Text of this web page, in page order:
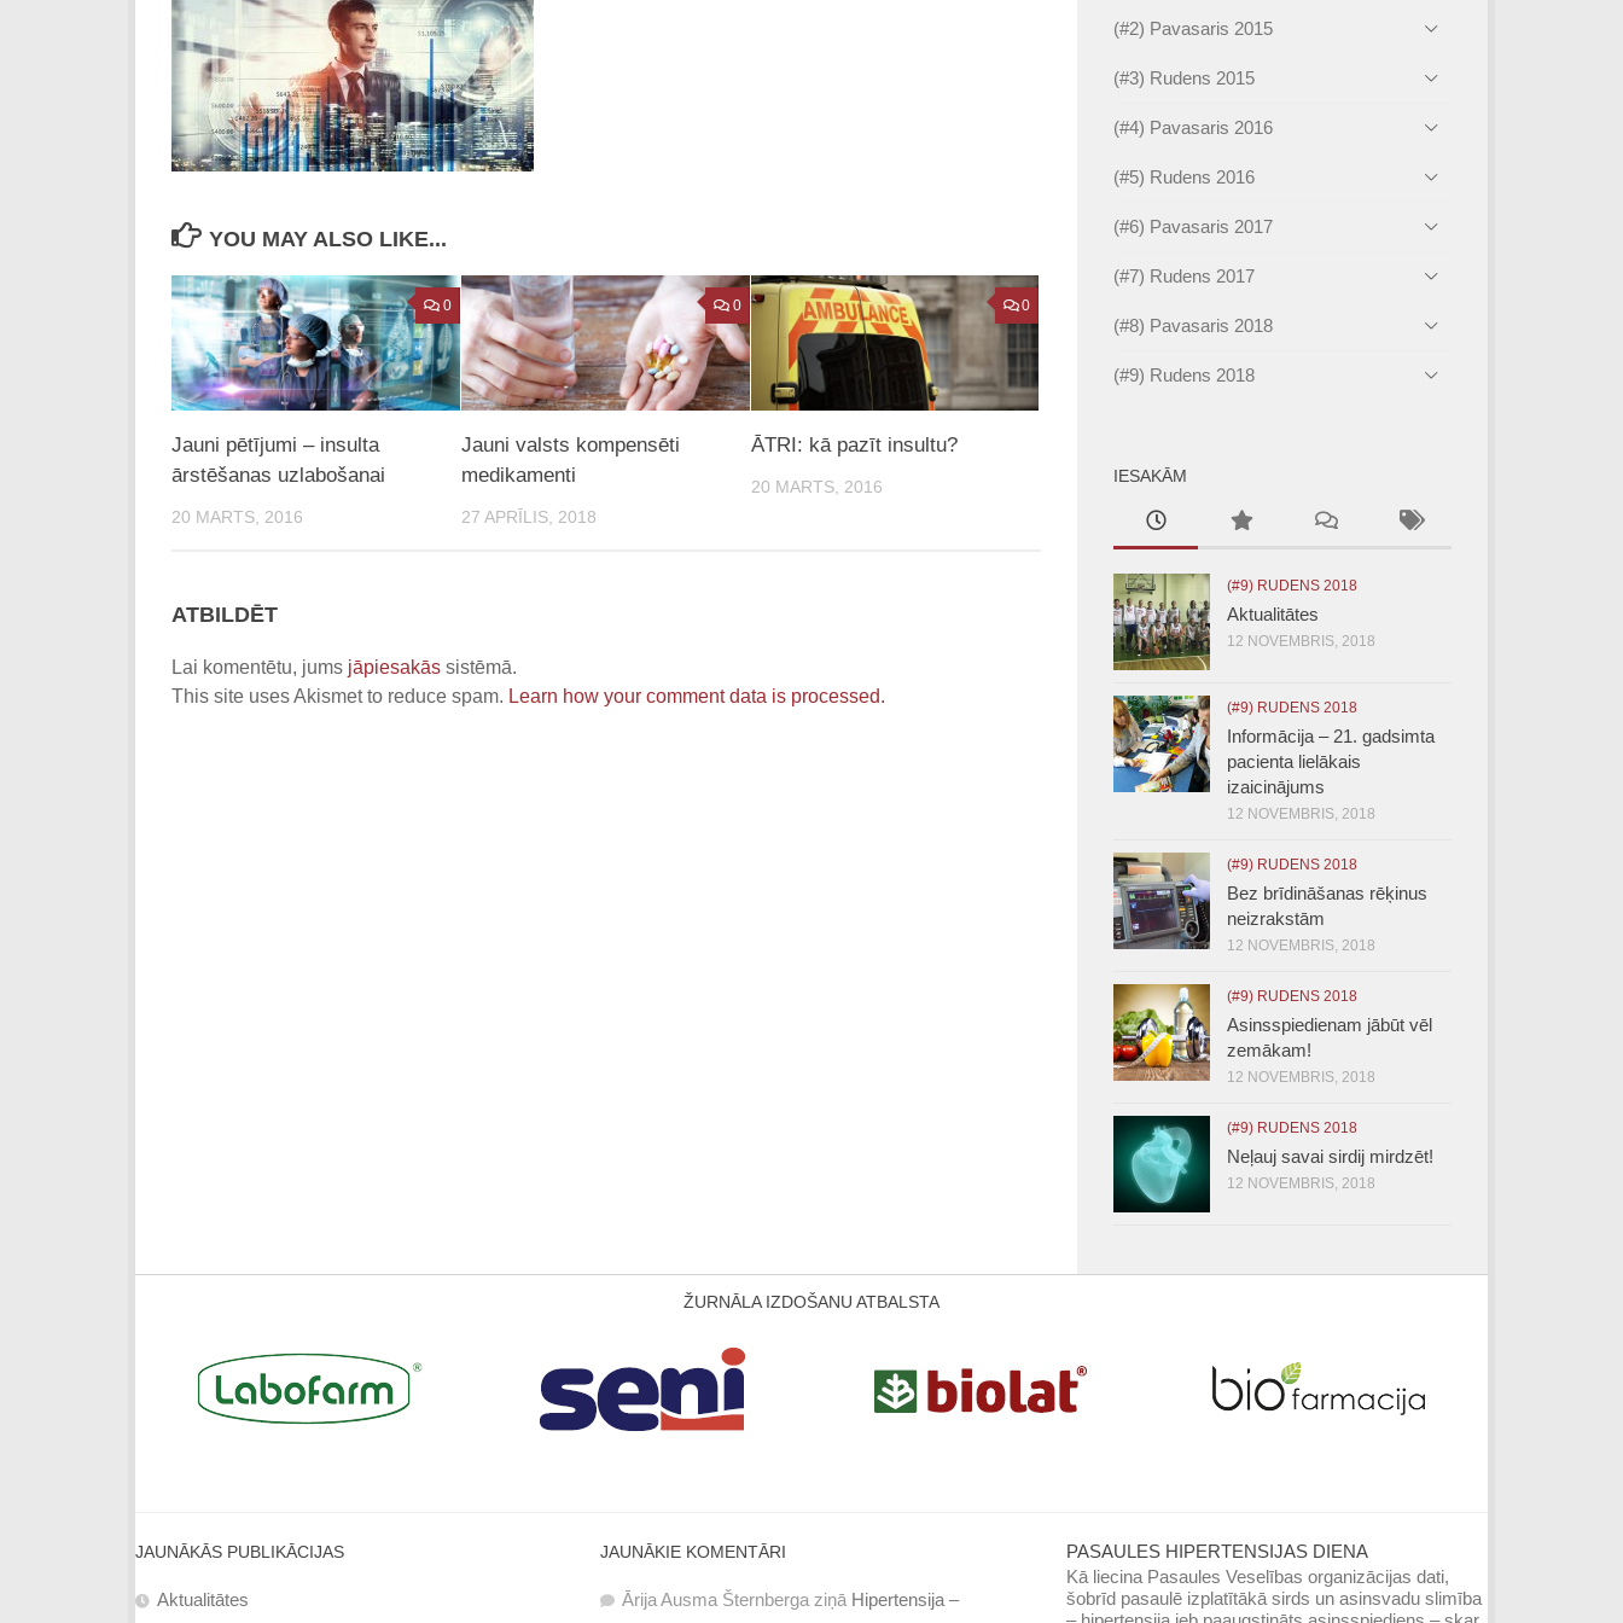
YOU MAY ALSO LIKE...
0
Jauni pētījumi – insulta
ārstēšanas uzlabošanai
20 MARTS, 2016
0
Jauni valsts kompensēti
medikamenti
27 APRĪLIS, 2018
0
ĀTRI: kā pazīt insultu?
20 MARTS, 2016
ATBILDĒT
Lai komentētu, jums jāpiesakās sistēmā.
This site uses Akismet to reduce spam. Learn how your comment data is processed.
(#2) Pavasaris 2015
(#3) Rudens 2015
(#4) Pavasaris 2016
(#5) Rudens 2016
(#6) Pavasaris 2017
(#7) Rudens 2017
(#8) Pavasaris 2018
(#9) Rudens 2018
IESAKĀM
(#9) RUDENS 2018
Aktualitātes
12 NOVEMBRIS, 2018
(#9) RUDENS 2018
Informācija – 21. gadsimta
pacienta lielākais
izaicinājums
12 NOVEMBRIS, 2018
(#9) RUDENS 2018
Bez brīdināšanas rēķinus
neizrakstām
12 NOVEMBRIS, 2018
(#9) RUDENS 2018
Asinsspiedienam jābūt vēl
zemākam!
12 NOVEMBRIS, 2018
(#9) RUDENS 2018
Neļauj savai sirdij mirdzēt!
12 NOVEMBRIS, 2018
ŽURNĀLA IZDOŠANU ATBALSTA
JAUNĀKĀS PUBLIKĀCIJAS
Aktualitātes
JAUNĀKIE KOMENTĀRI
Ārija Ausma Šternberga ziņā Hipertensija –
PASAULES HIPERTENSIJAS DIENA
Kā liecina Pasaules Veselības organizācijas dati,
šobrīd pasaulē izplatītākā sirds un asinsvadu slimība